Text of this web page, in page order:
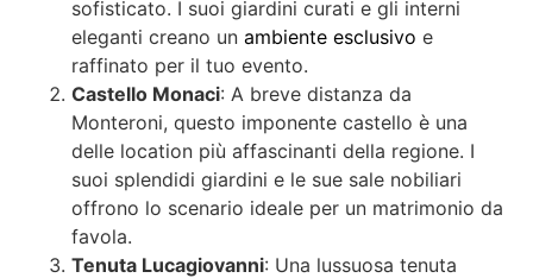
sofisticato. I suoi giardini curati e gli interni
eleganti creano un ambiente esclusivo e
raffinato per il tuo evento.
Castello Monaci: A breve distanza da
Monteroni, questo imponente castello è una
delle location più affascinanti della regione. I
suoi splendidi giardini e le sue sale nobiliari
offrono lo scenario ideale per un matrimonio da
favola.
Tenuta Lucagiovanni: Una lussuosa tenuta